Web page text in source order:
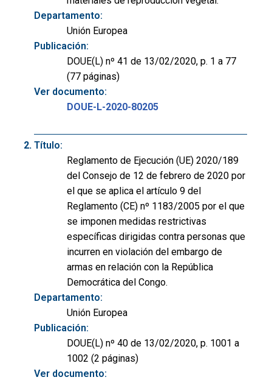
Departamento:
Unión Europea
Publicación:
DOUE(L) nº 41 de 13/02/2020, p. 1 a 77
(77 páginas)
Ver documento:
DOUE-L-2020-80205
Título:
Reglamento de Ejecución (UE) 2020/189
del Consejo de 12 de febrero de 2020 por
el que se aplica el artículo 9 del
Reglamento (CE) nº 1183/2005 por el que
se imponen medidas restrictivas
específicas dirigidas contra personas que
incurren en violación del embargo de
armas en relación con la República
Democrática del Congo.
Departamento:
Unión Europea
Publicación:
DOUE(L) nº 40 de 13/02/2020, p. 1001 a
1002 (2 páginas)
Ver documento: